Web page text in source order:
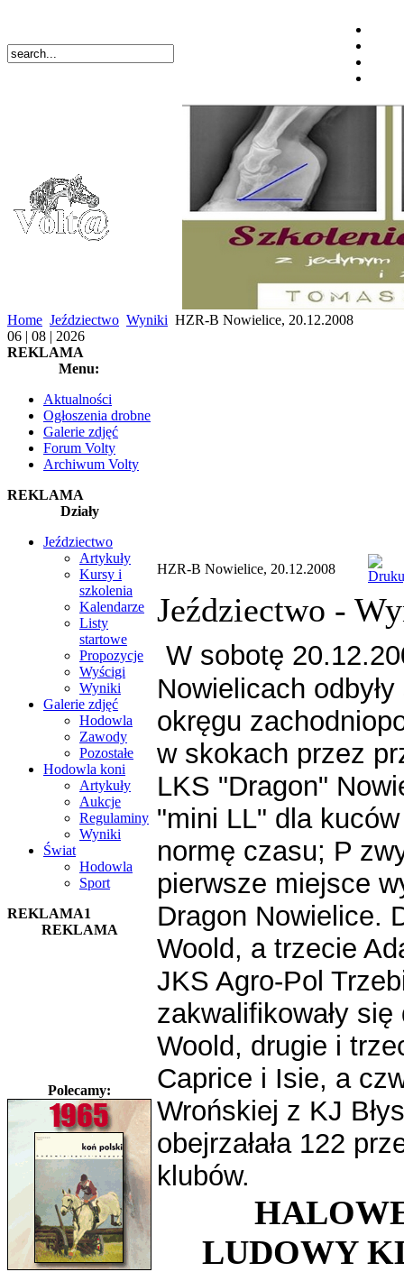
Home Jeździectwo Wyniki HZR-B Nowielice, 20.12.2008
06 | 08 | 2026
REKLAMA
Menu:
Aktualności
Ogłoszenia drobne
Galerie zdjęć
Forum Volty
Archiwum Volty
REKLAMA
Działy
Jeździectwo
Artykuły
Kursy i
szkolenia
Kalendarze
Listy
startowe
Propozycje
Wyścigi
Wyniki
Galerie zdjęć
Hodowla
Zawody
Pozostałe
Hodowla koni
Artykuły
Aukcje
Regulaminy
Wyniki
Świat
Hodowla
Sport
REKLAMA1
REKLAMA
Polecamy:
HZR-B Nowielice, 20.12.2008
Jeździectwo -
W sobotę
Nowielicach
okręgu
w skokach przez
LKS "Dragon"
"mini LL" dla
normę czasu; P
pierwsze miejsce
Dragon Nowielice.
Woold, a trzecie
JKS Agro-Pol
zakwalifikowały
Woold, drugie i
Caprice i Isie, a
Wrońskiej z KJ
obejrzałała 122
klubów.
LUDOWY